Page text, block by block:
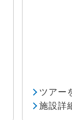
ツアー
施設詳